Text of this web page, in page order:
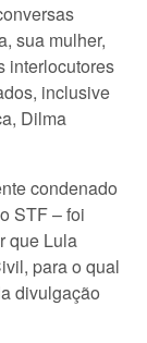
sua mulher,
interlocutores
inclusive
Dilma
condenado
STF – foi
que Lula
para o qual
divulgação